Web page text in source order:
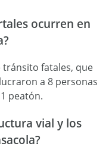
ocurren en
tránsito fatales, que
a 8 personas
peatón.
vial y los